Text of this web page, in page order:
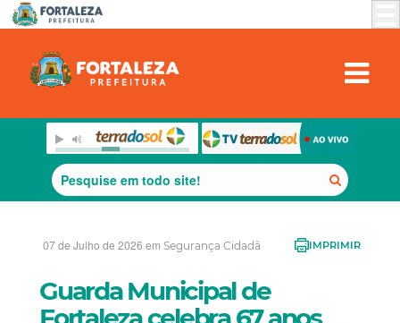
07 de Julho de 2026 em Segurança Cidadã IMPRIMIR
Guarda Municipal de